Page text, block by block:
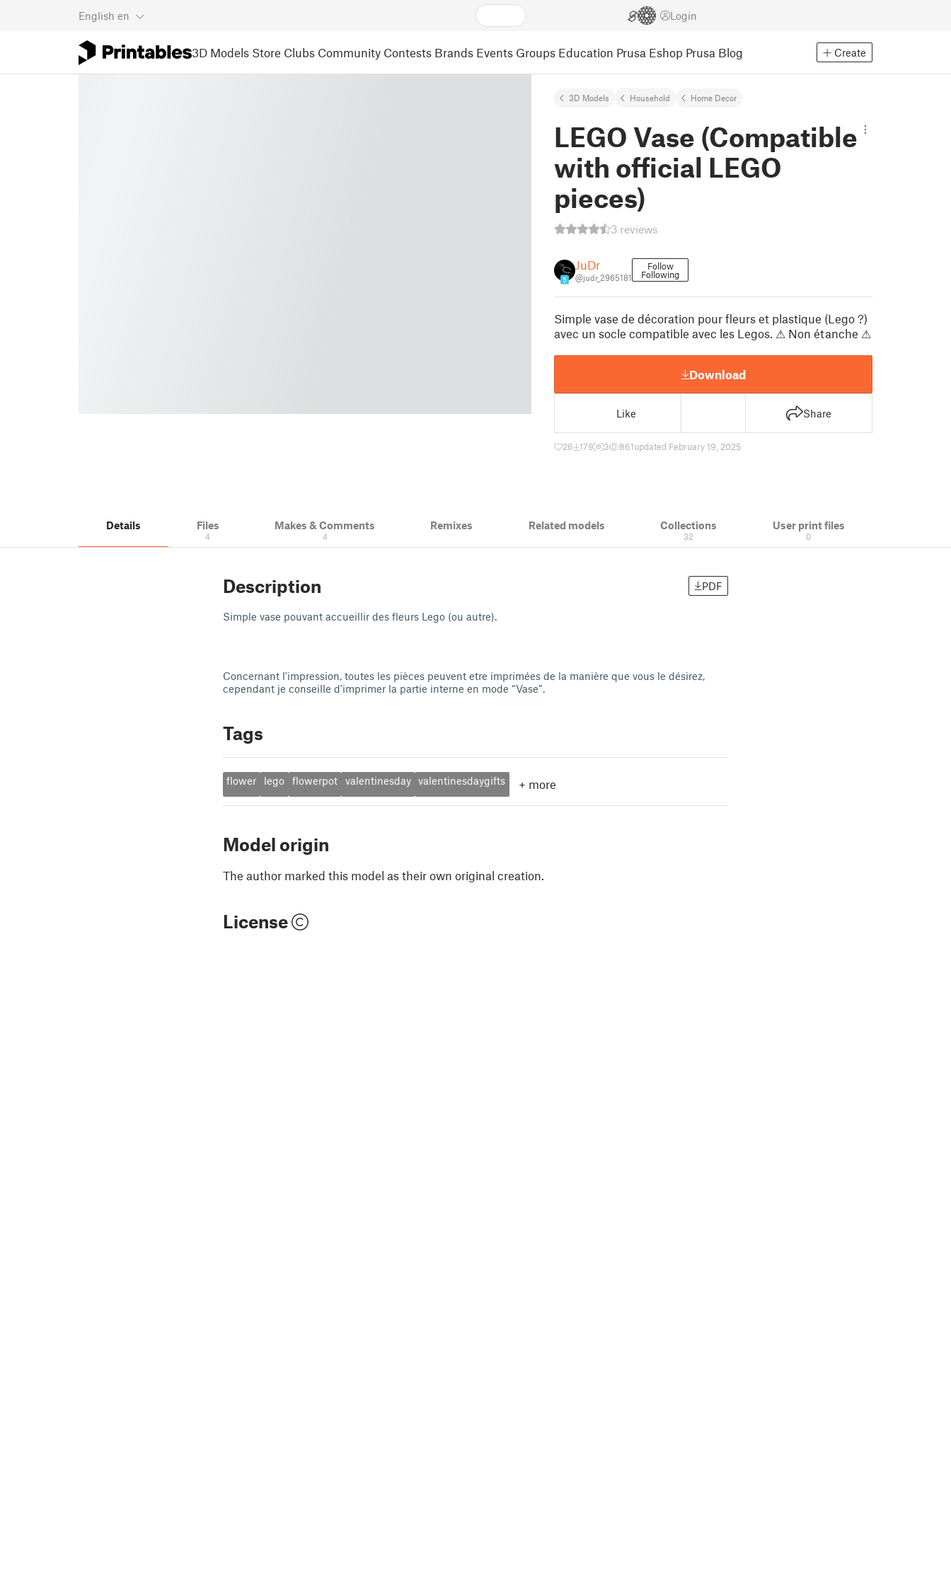
English en Login
3D Models Store Clubs Community Contests Brands Events Groups Education Prusa Eshop Prusa Blog Create
3D Models Household Home Decor
LEGO Vase (Compatible
with official LEGO
pieces)
3 reviews
5
JuDr
@judr_2965181
Follow
Following
Simple vase de décoration pour fleurs et plastique (Lego ?)
avec un socle compatible avec les Legos. ⚠ Non étanche ⚠
Download
Like Share
26 179 3 861updated February 19, 2025
Details Files
4
Makes & Comments
4
Remixes Related models Collections
32
User print files
0
Description PDF
Simple vase pouvant accueillir des fleurs Lego (ou autre).
Concernant l'impression, toutes les pièces peuvent etre imprimées de la manière que vous le désirez,
cependant je conseille d'imprimer la partie interne en mode “Vase”.
Tags
flower lego flowerpot valentinesday valentinesdaygifts + more
Model origin
The author marked this model as their own original creation.
License